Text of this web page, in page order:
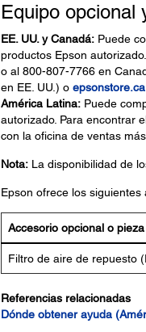
Equipo opcional
EE. UU. y Canadá:Puede
productos Epson
o al 800-807-7766 en
en EE. UU.) o epsonstore.ca
América Latina:Puede
autorizado. Para encontrar
con la oficina de ventas
Nota:La disponibilidad de
Epson ofrece los
Accesorio opcional o
Filtro de aire de repuesto
Referencias relacionadas
Dónde obtener ayuda